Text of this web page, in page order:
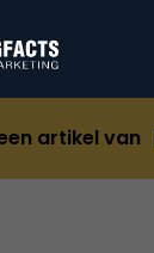
artikel van